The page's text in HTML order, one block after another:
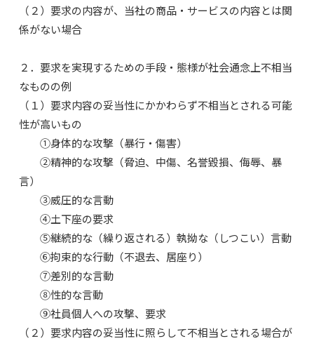
（２）要求の内容が、当社の商品・サービスの内容とは関
係がない場合
２．要求を実現するための手段・態様が社会通念上不相当
なものの例
（１）要求内容の妥当性にかかわらず不相当とされる可能
性が高いもの
①身体的な攻撃（暴行・傷害）
②精神的な攻撃（脅迫、中傷、名誉毀損、侮辱、暴
言）
③威圧的な言動
④土下座の要求
⑤継続的な（繰り返される）執拗な（しつこい）言動
⑥拘束的な行動（不退去、居座り）
⑦差別的な言動
⑧性的な言動
⑨社員個人への攻撃、要求
（２）要求内容の妥当性に照らして不相当とされる場合が